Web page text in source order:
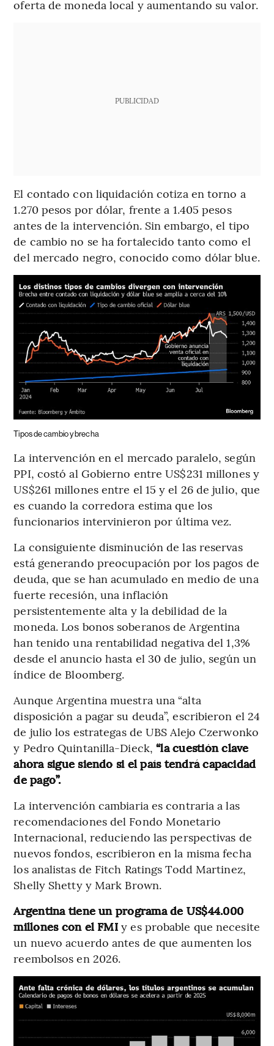
oferta de moneda local y aumentando su valor.
PUBLICIDAD
El contado con liquidación cotiza en torno a
1.270 pesos por dólar, frente a 1.405 pesos
antes de la intervención. Sin embargo, el tipo
de cambio no se ha fortalecido tanto como el
del mercado negro, conocido como dólar blue.
Tipos de cambio y brecha
La intervención en el mercado paralelo, según
PPI, costó al Gobierno entre US$231 millones y
US$261 millones entre el 15 y el 26 de julio, que
es cuando la corredora estima que los
funcionarios intervinieron por última vez.
La consiguiente disminución de las reservas
está generando preocupación por los pagos de
deuda, que se han acumulado en medio de una
fuerte recesión, una inflación
persistentemente alta y la debilidad de la
moneda. Los bonos soberanos de Argentina
han tenido una rentabilidad negativa del 1,3%
desde el anuncio hasta el 30 de julio, según un
índice de Bloomberg.
Aunque Argentina muestra una “alta
disposición a pagar su deuda”, escribieron el 24
de julio los estrategas de UBS Alejo Czerwonko
y Pedro Quintanilla-Dieck, “la cuestión clave
ahora sigue siendo si el país tendrá capacidad
de pago”.
La intervención cambiaria es contraria a las
recomendaciones del Fondo Monetario
Internacional, reduciendo las perspectivas de
nuevos fondos, escribieron en la misma fecha
los analistas de Fitch Ratings Todd Martinez,
Shelly Shetty y Mark Brown.
Argentina tiene un programa de US$44.000
millones con el FMIy es probable que necesite
un nuevo acuerdo antes de que aumenten los
reembolsos en 2026.